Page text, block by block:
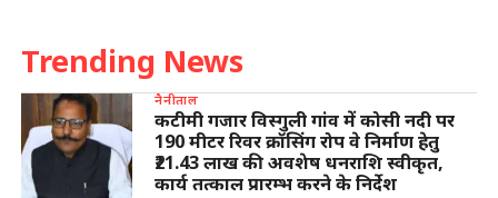
Trending News
नैनीताल
कटीमी गजार विस्गुली गांव में कोसी नदी पर
190 मीटर रिवर क्रॉसिंग रोप वे निर्माण हेतु
₹21.43 लाख की अवशेष धनराशि स्वीकृत,
कार्य तत्काल प्रारम्भ करने के निर्देश